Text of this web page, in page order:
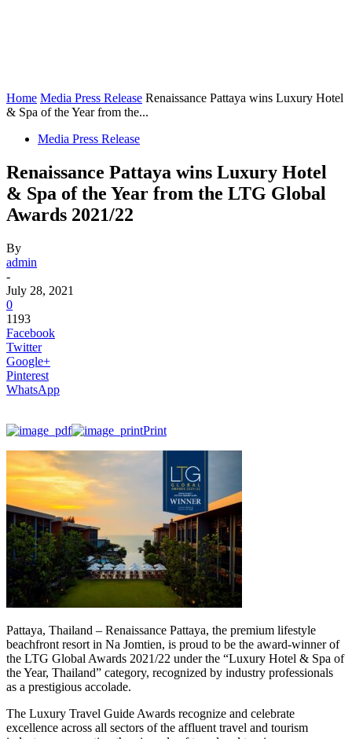
Home Media Press Release Renaissance Pattaya wins Luxury Hotel
& Spa of the Year from the...
Media Press Release
Renaissance Pattaya wins Luxury Hotel
& Spa of the Year from the LTG Global
Awards 2021/22
By
admin
-
July 28, 2021
0
1193
Facebook
Twitter
Google+
Pinterest
WhatsApp
Print
Pattaya, Thailand – Renaissance Pattaya, the premium lifestyle
beachfront resort in Na Jomtien, is proud to be the award-winner of
the LTG Global Awards 2021/22 under the “Luxury Hotel & Spa of
the Year, Thailand” category, recognized by industry professionals
as a prestigious accolade.
The Luxury Travel Guide Awards recognize and celebrate
excellence across all sectors of the affluent travel and tourism